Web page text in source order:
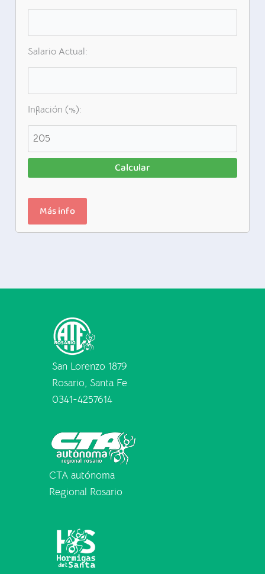
Salario Actual:
Inflación (%):
Calcular
Más info
San Lorenzo 1879
Rosario, Santa Fe
0341-4257614
CTA autónoma
Regional Rosario